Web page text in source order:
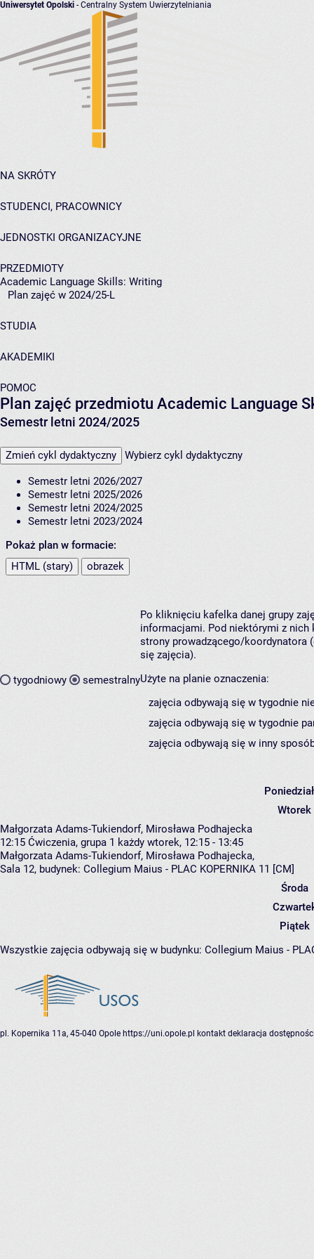
Uniwersytet Opolski - Centralny System Uwierzytelniania
NA SKRÓTY
STUDENCI, PRACOWNICY
JEDNOSTKI ORGANIZACYJNE
PRZEDMIOTY
Academic Language Skills: Writing
Plan zajęć w 2024/25-L
STUDIA
AKADEMIKI
POMOC
Plan zajęć przedmiotu Academic Language
Semestr letni 2024/2025
Zmień cykl dydaktyczny Wybierz cykl dydaktyczny
Semestr letni 2026/2027
Semestr letni 2025/2026
Semestr letni 2024/2025
Semestr letni 2023/2024
Pokaż plan w formacie:
HTML (stary)
obrazek
tygodniowy semestralny
Po kliknięciu kafelka danej grupy
informacjami. Pod niektórymi z nich
strony prowadzącego/koordynatora
się zajęcia).
Użyte na planie oznaczenia:
zajęcia odbywają się w tygodnie
zajęcia odbywają się w tygodnie
zajęcia odbywają się w inny
Wtorek
Małgorzata Adams-Tukiendorf, Mirosława Podhajecka
12:15 Ćwiczenia, grupa 1 każdy wtorek, 12:15 - 13:45
Małgorzata Adams-Tukiendorf, Mirosława Podhajecka,
Sala 12, budynek: Collegium Maius - PLAC KOPERNIKA 11 [CM]
Środa
Piątek
Wszystkie zajęcia odbywają się w budynku: Collegium Maius -
pl. Kopernika 11a, 45-040 Opole https://uni.opole.pl kontakt deklaracja